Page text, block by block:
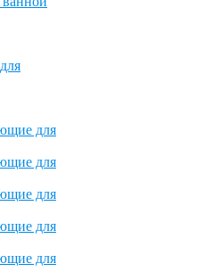
для
для
для
для
для